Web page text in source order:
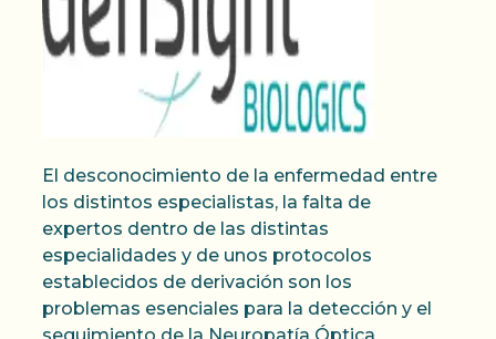
El desconocimiento de la enfermedad entre
los distintos especialistas, la falta de
expertos dentro de las distintas
especialidades y de unos protocolos
establecidos de derivación son los
problemas esenciales para la detección y el